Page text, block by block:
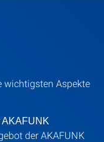
wichtigsten Aspekte
AKAFUNK
der AKAFUNK